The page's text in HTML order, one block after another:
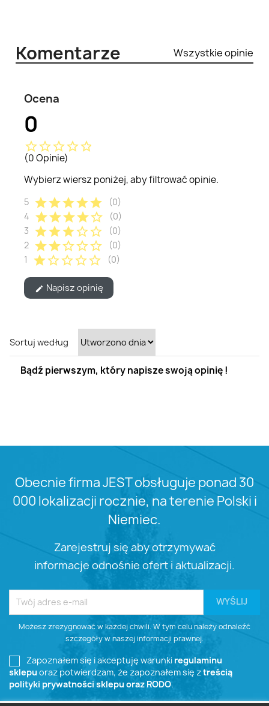
Komentarze Wszystkie opinie
Ocena
0
star_borderstar_borderstar_borderstar_borderstar_border
(0 Opinie)
Wybierz wiersz poniżej, aby filtrować opinie.
5 starstarstarstarstar
(0)
4 starstarstarstarstar_border
(0)
3 starstarstarstar_borderstar_border
(0)
2 starstarstar_borderstar_borderstar_border
(0)
1
starstar_borderstar_borderstar_borderstar_border (0)
edit Napisz opinię
Sortuj według
Bądź pierwszym, który napisze swoją opinię !
Obecnie firma JEST obsługuje ponad 30
000 lokalizacji rocznie, na terenie Polski i
Niemiec.
Zarejestruj się aby otrzymywać
informacje odnośnie ofert i aktualizacji.
Możesz zrezygnować w każdej chwili. W tym celu należy odnaleźć
szczegóły w naszej informacji prawnej.
Zapoznałem się i akceptuję warunki regulaminu
sklepuoraz potwierdzam, że zapoznałem się ztreścią
polityki prywatności sklepu oraz RODO.